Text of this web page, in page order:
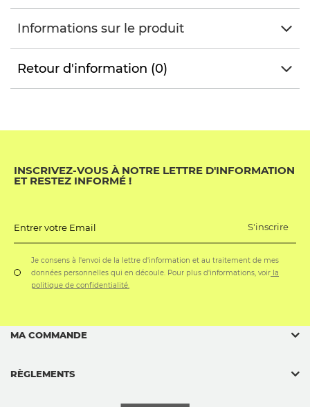
Informations sur le produit
Retour d'information (0)
INSCRIVEZ-VOUS À NOTRE LETTRE D'INFORMATION
ET RESTEZ INFORMÉ !
Entrer votre Email S'inscrire
Je consens à l'envoi de la lettre d'information et au traitement de mes
données personnelles qui en découle. Pour plus d'informations, voir la
politique de confidentialité.
MA COMMANDE
RÈGLEMENTS